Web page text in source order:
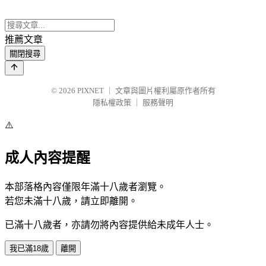
推薦文章
關閉搜尋
© 2026 PIXNET
文章與圖片權利屬原作者所有
隱私權政策
服務聲明
⚠️
成人內容提醒
本部落格內容僅限年滿十八歲者瀏覽。
若您未滿十八歲，請立即離開。
已滿十八歲者，亦請勿將內容提供給未成年人士。
我已滿18歲 離開